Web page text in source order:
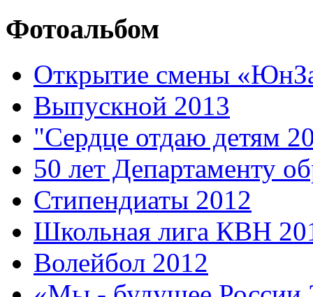
Фотоальбом
Открытие смены
Выпускной 2013
"Сердце отдаю детям
50 лет Департаменту
Стипендиаты 2012
Школьная лига КВН
Волейбол 2012